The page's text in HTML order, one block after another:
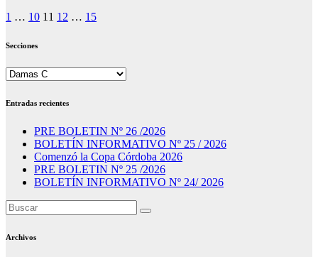
Paginación
de
1 … 10 11 12 … 15
Secciones
Secciones
Entradas recientes
PRE BOLETIN Nº 26 /2026
BOLETÍN INFORMATIVO Nº 25 / 2026
Comenzó la Copa Córdoba 2026
PRE BOLETIN Nº 25 /2026
BOLETÍN INFORMATIVO Nº 24/ 2026
Archivos